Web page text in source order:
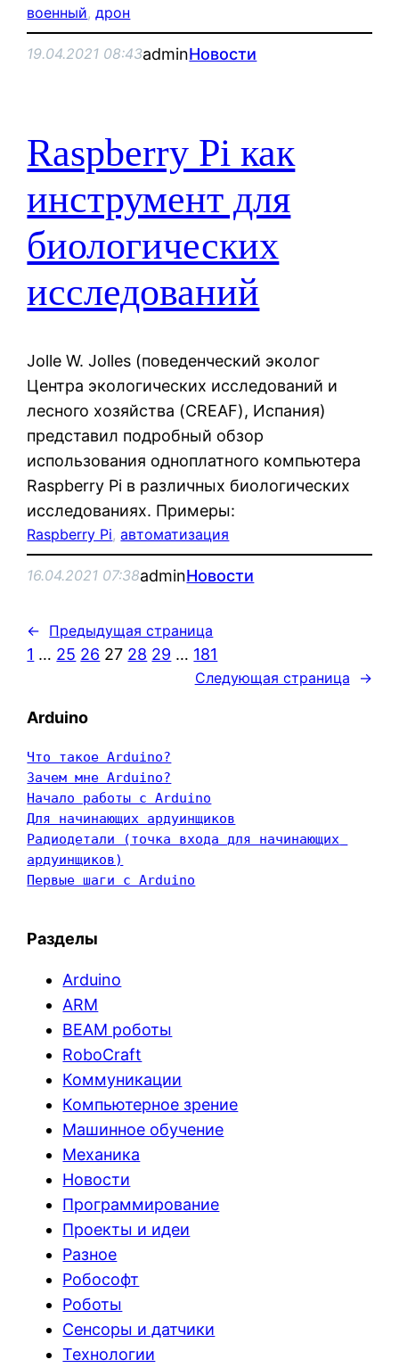
военный, дрон
19.04.2021 08:43adminНовости
Raspberry Pi как
инструмент для
биологических
исследований
Jolle W. Jolles (поведенческий эколог
Центра экологических исследований и
лесного хозяйства (CREAF), Испания)
представил подробный обзор
использования одноплатного компьютера
Raspberry Pi в различных биологических
исследованиях. Примеры:
Raspberry Pi, автоматизация
16.04.2021 07:38adminНовости
← Предыдущая страница
1 … 25 26 27 28 29 … 181
Следующая страница →
Arduino
Что такое Arduino?
Зачем мне Arduino?
Начало работы с Arduino
Для начинающих ардуинщиков
Радиодетали (точка входа для начинающих
ардуинщиков)
Первые шаги с Arduino
Разделы
Arduino
ARM
BEAM роботы
RoboCraft
Коммуникации
Компьютерное зрение
Машинное обучение
Механика
Новости
Программирование
Проекты и идеи
Разное
Робософт
Роботы
Сенсоры и датчики
Технологии